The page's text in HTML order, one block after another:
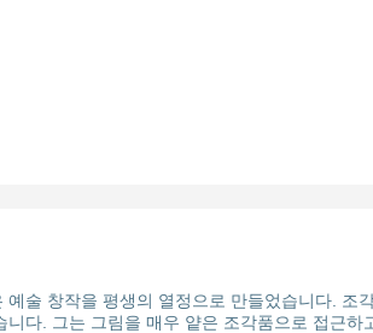
예술 창작을 평생의 열정으로 만들었습니다. 조
니다. 그는 그림을 매우 얕은 조각품으로 접근